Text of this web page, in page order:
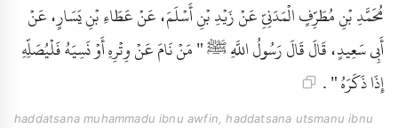
مُحَمَّدِ بْنِ مُطَرِّفٍ الْمَدَنِيِّ عَنْ زَيْدِ بْنِ أَسْلَمَ، عَنْ عَطَاءِ بْنِ يَسَارٍ، عَنْ
أَبِي سَعِيدٍ، قَالَ قَالَ رَسُولُ اللَّهِ ﷺ " مَنْ نَامَ عَنْ وِتْرِهِ أَوْ نَسِيَهُ فَلْيُصَلِّهِ
إِذَا ذَكَرَهُ " .
haddatsana muhammadu ibnu awfin, haddatsana utsmanu ibnu